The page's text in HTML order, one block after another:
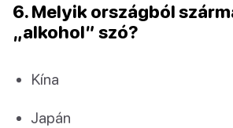
6. Melyik országból
„alkohol” szó?
Kína
Japán